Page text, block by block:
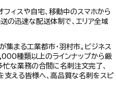
フィスや自宅、移動中のスマホから
の迅速な配送体制で、エリア全域
集まる工業都市・羽村市。ビジネス
種類以上のラインナップから厳
忙な業務の合間に名刺注文完了、
支える皆様へ、高品質な名刺をスピ